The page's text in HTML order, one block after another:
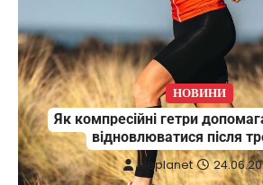
НОВИНИ
Як компресійні гетри
відновлюватися після
fileplanet